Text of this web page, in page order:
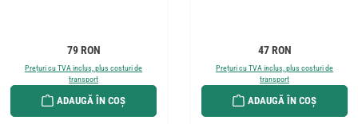
Preț obișnuit:
79 RON
Prețuri cu TVA inclus, plus costuri de
transport
ADAUGĂ ÎN COȘ
Preț obișnuit:
47 RON
Prețuri cu TVA inclus, plus costuri de
transport
ADAUGĂ ÎN COȘ